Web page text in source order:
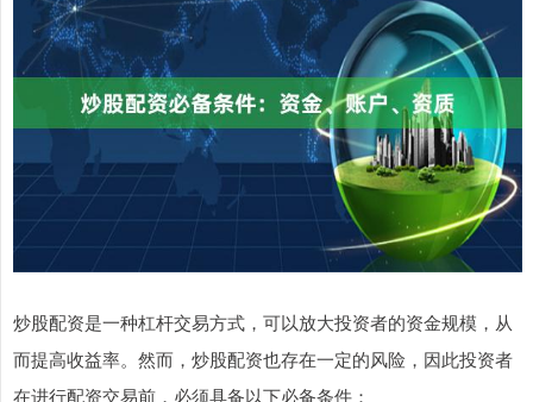
炒股配资是一种杠杆交易方式，可以放大投资者的资金规模，从
而提高收益率。然而，炒股配资也存在一定的风险，因此投资者
在进行配资交易前，必须具备以下必备条件：